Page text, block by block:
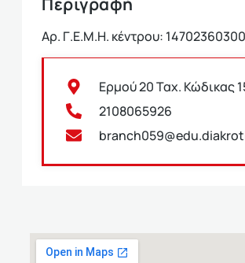
Αρ. Γ.Ε.Μ.Η. κέντρου:
Ερμού 20 Ταχ. Κώδικας
2108065926